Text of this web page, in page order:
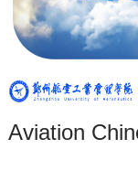
Aviation